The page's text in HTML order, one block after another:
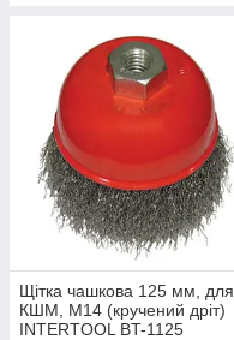
Щітка чашкова 125 мм, для
КШМ, М14 (кручений дріт)
INTERTOOL BT-1125